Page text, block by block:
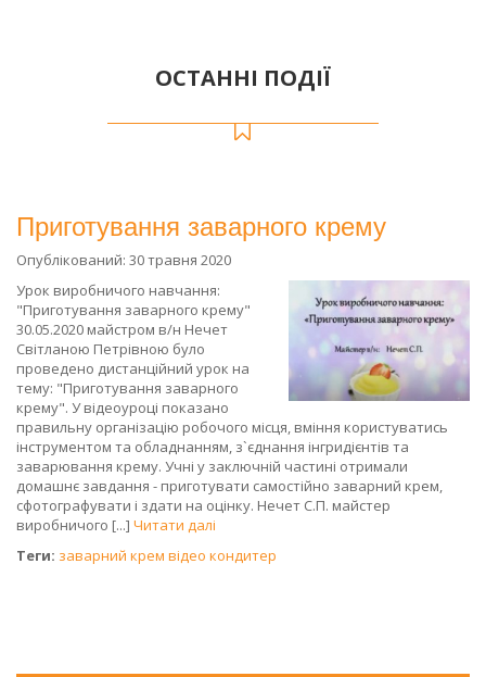
ОСТАННІ ПОДІЇ
Приготування заварного крему
Опублікований: 30 травня 2020
Урок виробничого навчання:
"Приготування заварного крему"
30.05.2020 майстром в/н Нечет
Світланою Петрівною було
проведено дистанційний урок на
тему: "Приготування заварного
крему". У відеоуроці показано
правильну організацію робочого місця, вміння користуватись
інструментом та обладнанням, з`єднання інгридієнтів та
заварювання крему. Учні у заключній частині отримали
домашнє завдання - приготувати самостійно заварний крем,
сфотографувати і здати на оцінку. Нечет С.П. майстер
виробничого [...] Читати далі
Теги: заварний крем відео кондитер